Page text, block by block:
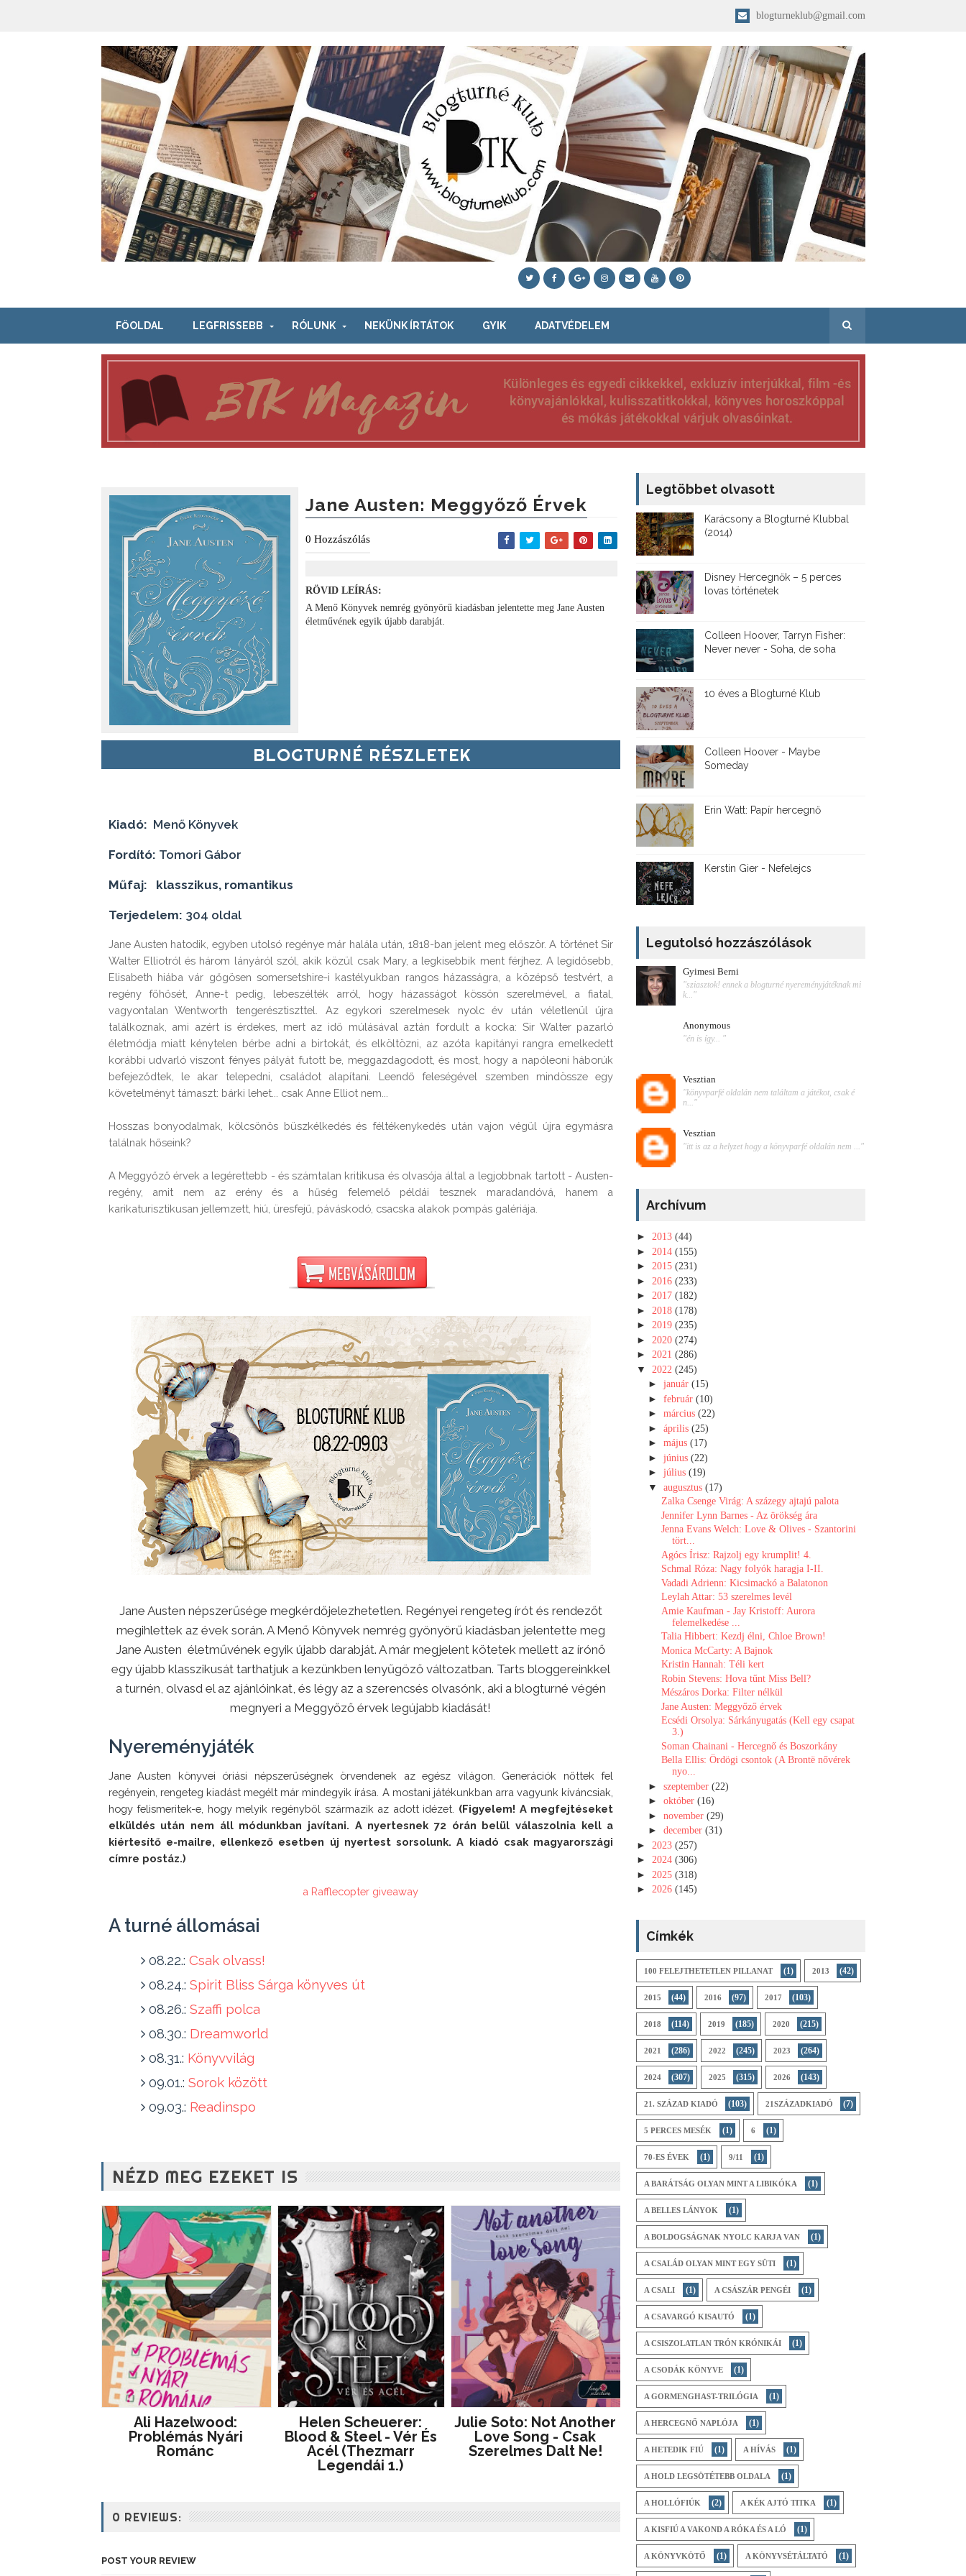
blogturneklub@gmail.com
FŐOLDAL LEGFRISSEBB RÓLUNK NEKÜNK ÍRTÁTOK GYIK ADATVÉDELEM
Jane Austen: Meggyőző ​érvek
0 Hozzászólás
RÖVID LEÍRÁS:
A Menő Könyvek nemrég gyönyörű kiadásban jelentette meg Jane Austen
életművének egyik újabb darabját.
BLOGTURNÉ RÉSZLETEK
Kiadó: Menő Könyvek
Fordító: Tomori Gábor
Műfaj: klasszikus, romantikus
Terjedelem: 304 oldal
Jane Austen hatodik, egyben utolsó regénye már halála után, 1818-ban jelent meg először. A történet Sir
Walter Elliotról és három lányáról szól, akik közül csak Mary, a legkisebbik ment férjhez. A legidősebb,
Elisabeth hiába vár gőgösen somersetshire-i kastélyukban rangos házasságra, a középső testvért, a
regény főhősét, Anne-t pedig, lebeszélték arról, hogy házasságot kössön szerelmével, a fiatal,
vagyontalan Wentworth tengerésztiszttel. Az egykori szerelmesek nyolc év után véletlenül újra
találkoznak, ami azért is érdekes, mert az idő múlásával aztán fordult a kocka: Sir Walter pazarló
életmódja miatt kénytelen bérbe adni a birtokát, és elköltözni, az azóta kapitányi rangra emelkedett
korábbi udvarló viszont fényes pályát futott be, meggazdagodott, és most, hogy a napóleoni háborúk
befejeződtek, le akar telepedni, családot alapítani. Leendő feleségével szemben mindössze egy
követelményt támaszt: bárki lehet... csak Anne Elliot nem...
Hosszas bonyodalmak, kölcsönös büszkélkedés és féltékenykedés után vajon végül újra egymásra
találnak hőseink?
A Meggyőző érvek a legérettebb - és számtalan kritikusa és olvasója által a legjobbnak tartott - Austen-
regény, amit nem az erény és a hűség felemelő példái tesznek maradandóvá, hanem a
Jane Austen népszerűsége megkérdőjelezhetetlen. Regényei rengeteg írót és rendezőt
megihlettek az évek során. A Menő Könyvek nemrég gyönyörű kiadásban jelentette meg
Jane Austen életművének egyik újabb darabját. A már megjelent kötetek mellett az írónő
egy újabb klasszikusát tarthatjuk a kezünkben lenyűgöző változatban. Tarts bloggereinkkel
a turnén, olvasd el az ajánlóinkat, és légy az a szerencsés olvasónk, aki a blogturné végén
megnyeri a Meggyőző érvek legújabb kiadását!
Nyereményjáték
Jane Austen könyvei óriási népszerűségnek örvendenek az egész világon. Generációk nőttek fel
regényein, rengeteg kiadást megélt már mindegyik írása. A mostani játékunkban arra vagyunk kíváncsiak,
hogy felismeritek-e, hogy melyik regényből származik az adott idézet. (Figyelem! A megfejtéseket
elküldés után nem áll módunkban javítani. A nyertesnek 72 órán belül válaszolnia kell a
kiértesítő e-mailre, ellenkező esetben új nyertest sorsolunk. A kiadó csak magyarországi
a Rafflecopter giveaway
A turné állomásai
08.22.: Csak olvass!
08.24.: Spirit Bliss Sárga könyves út
08.26.: Szaffi polca
08.30.: Dreamworld
08.31.: Könyvvilág
09.01.: Sorok között
09.03.: Readinspo
NÉZD MEG EZEKET IS
Ali Hazelwood:
Problémás ​nyári
Románc
Helen Scheuerer:
Blood & Steel - Vér És
Acél (Thezmarr
Legendái 1.)
Julie Soto: Not Another
Love Song - Csak
Szerelmes Dalt Ne!
0 REVIEWS:
POST YOUR REVIEW
Legtöbbet olvasott
Karácsony a Blogturné Klubbal
(2014)
Disney ​Hercegnők – 5 perces
lovas történetek
Colleen Hoover, Tarryn Fisher:
Never never - Soha, de soha
10 éves a Blogturné Klub
Colleen Hoover - Maybe
Someday
Erin Watt: Papír hercegnő
Kerstin Gier - Nefelejcs
Legutolsó hozzászólások
Gyimesi Berni
"sziasztok! ennek a blogturné nyereményjátéknak mi
k..."
Anonymous
"én is így... "
Vesztian
"könyvparfé oldalán nem találtam a játékot, csak é
n..."
Vesztian
"itt is az a helyzet hogy a könyvparfé oldalán nem ..."
Archívum
► 2013 (44)
► 2014 (155)
► 2015 (231)
► 2016 (233)
► 2017 (182)
► 2018 (178)
► 2019 (235)
► 2020 (274)
► 2021 (286)
▼ 2022 (245)
►január(15)
►február(10)
►március(22)
►április(25)
►május(17)
►június(22)
►július(19)
▼ augusztus(17)
Zalka Csenge Virág: A százegy ajtajú palota
Jennifer Lynn Barnes - Az örökség ára
Jenna Evans Welch: Love & Olives - Szantorini
tört...
Agócs Írisz: Rajzolj egy krumplit! 4.
Schmal Róza: Nagy folyók haragja I-II.
Vadadi Adrienn: Kicsimackó ​a Balatonon
Leylah Attar: 53 szerelmes levél
Amie Kaufman - Jay Kristoff: Aurora
felemelkedése ...
Talia Hibbert: Kezdj élni, Chloe Brown!
Monica McCarty: A Bajnok
Kristin Hannah: Téli ​kert
Robin Stevens: Hova tűnt Miss Bell?
Mészáros Dorka: Filter nélkül
Jane Austen: Meggyőző ​érvek
Ecsédi Orsolya: Sárkányugatás (Kell egy csapat
3.)
Soman Chainani - Hercegnő és Boszorkány
Bella Ellis: Ördögi ​csontok (A Brontë nővérek
nyo...
►szeptember(22)
►október(16)
►november(29)
►december(31)
► 2023 (257)
► 2024 (306)
► 2025 (318)
► 2026 (145)
Címkék
100 FELEJTHETETLEN PILLANAT (1) 2013 (42)
2015 (44) 2016 (97) 2017 (103)
2018 (114) 2019 (185) 2020 (215)
2021 (286) 2022 (245) 2023 (264)
2024 (307) 2025 (315) 2026 (143)
21. SZÁZAD KIADÓ (103) 21SZÁZADKIADÓ (7)
5 PERCES MESÉK (1) 6 (1)
70-ES ÉVEK (1) 9/11 (1)
A BARÁTSÁG OLYAN MINT A LIBIKÓKA (1)
A BELLES LÁNYOK (1)
A BOLDOGSÁGNAK NYOLC KARJA VAN (1)
A CSALÁD OLYAN MINT EGY SÜTI (1)
A CSALI (1) A CSÁSZÁR PENGÉI (1)
A CSAVARGÓ KISAUTÓ (1)
A CSISZOLATLAN TRÓN KRÓNIKÁI (1)
A CSODÁK KÖNYVE (1)
A GORMENGHAST-TRILÓGIA (1)
A HERCEGNŐ NAPLÓJA (1)
A HETEDIK FIÚ (1) A HÍVÁS (1)
A HOLD LEGSÖTÉTEBB OLDALA (1)
A HOLLÓFIÚK (2) A KÉK AJTÓ TITKA (1)
A KISFIÚ A VAKOND A RÓKA ÉS A LÓ (1)
A KÖNYVKÖTŐ (1) A KÖNYVSÉTÁLTATÓ (1)